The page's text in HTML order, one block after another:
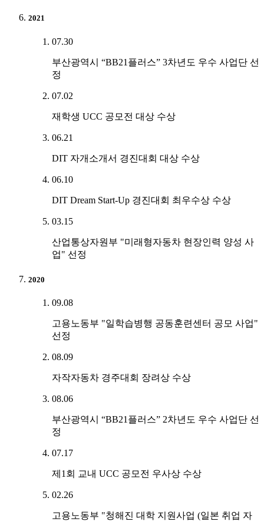
2021
07.30
부산광역시 “BB21플러스” 3차년도 우수 사업단 선
정
07.02
재학생 UCC 공모전 대상 수상
06.21
DIT 자개소개서 경진대회 대상 수상
06.10
DIT Dream Start-Up 경진대회 최우수상 수상
03.15
산업통상자원부 "미래형자동차 현장인력 양성 사
업" 선정
2020
09.08
고용노동부 "일학습병행 공동훈련센터 공모 사업"
선정
08.09
자작자동차 경주대회 장려상 수상
08.06
부산광역시 “BB21플러스” 2차년도 우수 사업단 선
정
07.17
제1회 교내 UCC 공모전 우사상 수상
02.26
고용노동부 "청해진 대학 지원사업 (일본 취업 자